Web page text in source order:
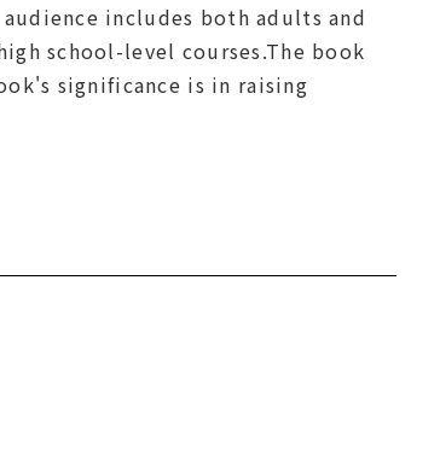
includes both adults and
school-level courses.The book
significance is in raising